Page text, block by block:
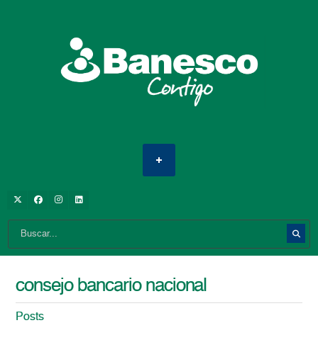
consejo bancario nacional
Posts